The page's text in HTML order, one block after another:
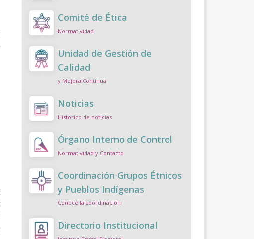
Comité de Ética
Normatividad
Unidad de Gestión de
Calidad
y Mejora Continua
Noticias
Historico de noticias
Órgano Interno de Control
Normatividad y Contacto
Coordinación Grupos Étnicos
y Pueblos Indígenas
Conóce la coordinación
Directorio Institucional